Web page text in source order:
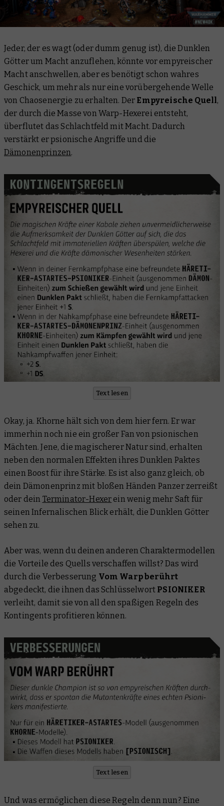
Jeder, der es wagt (oder dumm genug ist), die Dunklen
Götter um Macht anzuflehen, könnte vor empyreischer
Macht anschwellen, aber es benötigt schon wahres
Geschick, um mehr als nur eine vorübergehende Welle
von Chaosenergie zu erhalten. Der Empyreische Quell,
der durch die Masse von Warp-Hexerei entsteht,
überflutet das Schlachtfeld mit Macht. Dadurch
verstärkt er psionische Angriffe und die
Dämonenprinzen.
Text lesen
Okay, ja. Khorne hält sich von dem hier fern. Er war
immerhin noch nie ein großer Fan von psionischen
Mächten. Jene, die magischerer Natur sind, erhalten
neben den normalen Effekten ihres Dunklen Paktes
einen Boost für ihre Stärke. Es ist also ganz gleich, ob
dein Dämonenprinz mit bloßen Händen Panzer zerreißt
oder dein Terminator-Hexer ein wenig mehr Saft für
seinen Infernalischen Blick erhält, die Dunklen Götter
sehen zu.
Aber was, wenn du deinen anderen Charaktermodellen
die Vorteile des Quells verschaffen willst? Das wird
durch die Verbesserung Vom Warp berührt
abgedeckt, die ihnen das Schlüsselwort PSIONIKER
verleiht, damit sie von all den spaßigen Regeln des
Kontingents profitieren können.
Text lesen
Und was ermöglichen diese Regeln denn nun? Eine